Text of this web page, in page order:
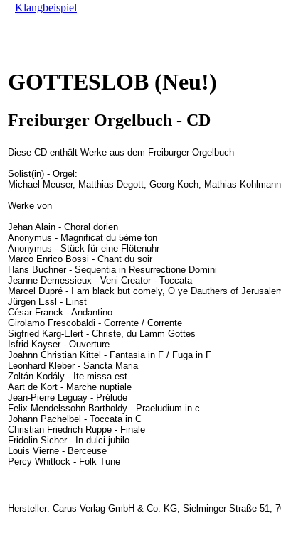
Klangbeispiel
GOTTESLOB (Neu!)
Freiburger Orgelbuch - CD
Diese CD enthält Werke aus dem Freiburger Orgelbuch
Solist(in) - Orgel:
Michael Meuser, Matthias Degott, Georg Koch, Mathias
Werke von
Jehan Alain - Choral dorien
Anonymus - Magnificat du 5ème ton
Anonymus - Stück für eine Flötenuhr
Marco Enrico Bossi - Chant du soir
Hans Buchner - Sequentia in Resurrectione Domini
Jeanne Demessieux - Veni Creator - Toccata
Marcel Dupré - I am black but comely, O ye Dauthers of
Jürgen Essl - Einst
César Franck - Andantino
Girolamo Frescobaldi - Corrente / Corrente
Sigfried Karg-Elert - Christe, du Lamm Gottes
Isfrid Kayser - Ouverture
Joahnn Christian Kittel - Fantasia in F / Fuga in F
Leonhard Kleber - Sancta Maria
Zoltán Kodály - Ite missa est
Aart de Kort - Marche nuptiale
Jean-Pierre Leguay - Prélude
Felix Mendelssohn Bartholdy - Praeludium in c
Johann Pachelbel - Toccata in C
Christian Friedrich Ruppe - Finale
Fridolin Sicher - In dulci jubilo
Louis Vierne - Berceuse
Percy Whitlock - Folk Tune
Hersteller: Carus-Verlag GmbH & Co. KG, Sielminger Straße 51,